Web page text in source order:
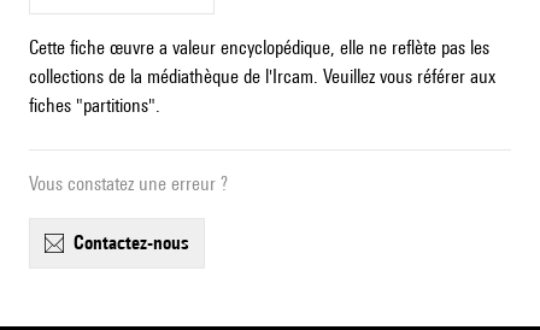
Cette fiche œuvre a valeur encyclopédique, elle ne reflète pas les
collections de la médiathèque de l'Ircam. Veuillez vous référer aux
fiches "partitions".
Vous constatez une erreur ?
contactez-nous